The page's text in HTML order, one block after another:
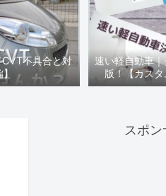
不具合と対
速い軽自動車
版！【カスタ
スポ